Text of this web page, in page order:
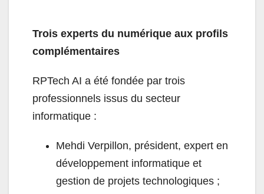
Trois experts du numérique aux profils
complémentaires
RPTech AI a été fondée par trois
professionnels issus du secteur
informatique :
Mehdi Verpillon, président, expert en
développement informatique et
gestion de projets technologiques ;